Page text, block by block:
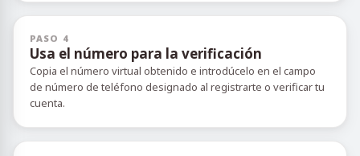
PASO 4
Usa el número para la verificación
Copia el número virtual obtenido e introdúcelo en el campo
de número de teléfono designado al registrarte o verificar tu
cuenta.